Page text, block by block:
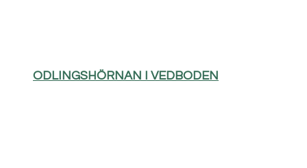
ODLINGSHÖRNAN I VEDBODEN